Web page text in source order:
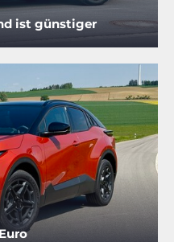
ist günstiger